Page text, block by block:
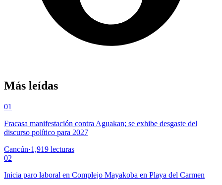
Más leídas
01
Fracasa manifestación contra Aguakan; se exhibe desgaste del
discurso político para 2027
Cancún·1,919 lecturas
02
Inicia paro laboral en Complejo Mayakoba en Playa del Carmen